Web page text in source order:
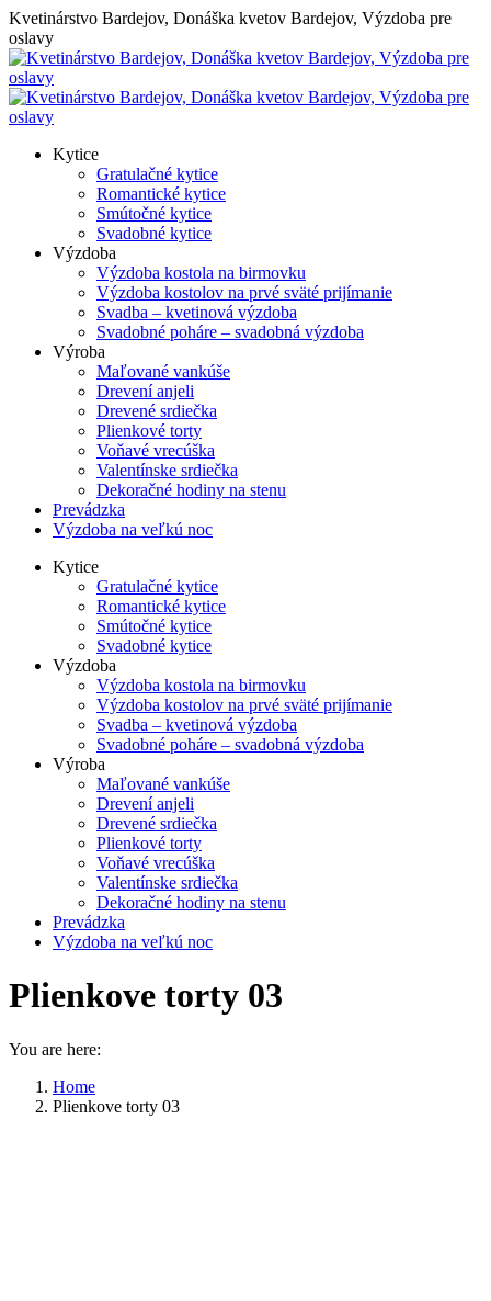
Skip
to
content
Kvetinárstvo Bardejov, Donáška kvetov Bardejov, Výzdoba pre
oslavy
Kytice
Gratulačné kytice
Romantické kytice
Smútočné kytice
Svadobné kytice
Výzdoba
Výzdoba kostola na birmovku
Výzdoba kostolov na prvé sväté prijímanie
Svadba – kvetinová výzdoba
Svadobné poháre – svadobná výzdoba
Výroba
Maľované vankúše
Drevení anjeli
Drevené srdiečka
Plienkové torty
Voňavé vrecúška
Valentínske srdiečka
Dekoračné hodiny na stenu
Prevádzka
Výzdoba na veľkú noc
Kytice
Gratulačné kytice
Romantické kytice
Smútočné kytice
Svadobné kytice
Výzdoba
Výzdoba kostola na birmovku
Výzdoba kostolov na prvé sväté prijímanie
Svadba – kvetinová výzdoba
Svadobné poháre – svadobná výzdoba
Výroba
Maľované vankúše
Drevení anjeli
Drevené srdiečka
Plienkové torty
Voňavé vrecúška
Valentínske srdiečka
Dekoračné hodiny na stenu
Prevádzka
Výzdoba na veľkú noc
Plienkove torty 03
You are here:
Home
Plienkove torty 03